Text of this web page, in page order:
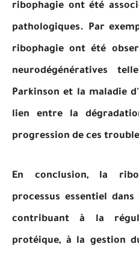
ribophagie ont été
pathologiques. Par
ribophagie ont été
neurodégénératives
Parkinson et la maladie
lien entre la
progression de ces
En conclusion, la
processus essentiel
contribuant à la
protéique, à la gestion